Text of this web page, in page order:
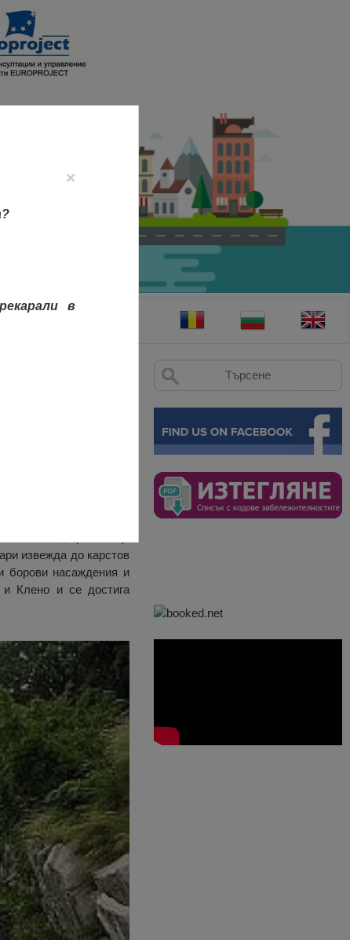
Враца
и се пресича потока
пътеки, пресичащи
извежда до карстов
борови насаждения и
Клено и се достига
×
в